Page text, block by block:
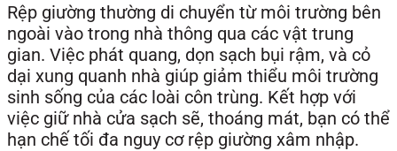
Rệp giường thường di chuyển từ môi trường bên
ngoài vào trong nhà thông qua các vật trung
gian. Việc phát quang, dọn sạch bụi rậm, và cỏ
dại xung quanh nhà giúp giảm thiểu môi trường
sinh sống của các loài côn trùng. Kết hợp với
việc giữ nhà cửa sạch sẽ, thoáng mát, bạn có thể
hạn chế tối đa nguy cơ rệp giường xâm nhập.